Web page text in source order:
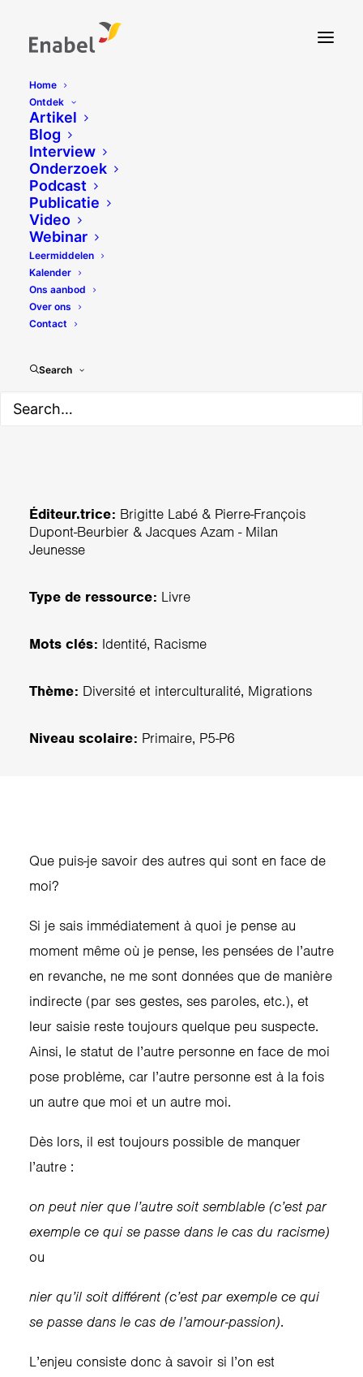
Home
Ontdek
Artikel
Blog
Interview
Onderzoek
Podcast
Publicatie
Video
Webinar
Leermiddelen
Kalender
Ons aanbod
Over ons
Contact
Search
Moi et les autres - Les
goûters philo
Éditeur.trice: Brigitte Labé & Pierre-François
Dupont-Beurbier & Jacques Azam - Milan
Jeunesse
Type de ressource: Livre
Mots clés: Identité, Racisme
Thème: Diversité et interculturalité, Migrations
Niveau scolaire: Primaire, P5-P6
Que puis-je savoir des autres qui sont en face de
moi?
Si je sais immédiatement à quoi je pense au
moment même où je pense, les pensées de l’autre
en revanche, ne me sont données que de manière
indirecte (par ses gestes, ses paroles, etc.), et
leur saisie reste toujours quelque peu suspecte.
Ainsi, le statut de l’autre personne en face de moi
pose problème, car l’autre personne est à la fois
un autre que moi et un autre moi.
Dès lors, il est toujours possible de manquer
l’autre :
on peut nier que l’autre soit semblable (c’est par
exemple ce qui se passe dans le cas du racisme)
ou
nier qu’il soit différent (c’est par exemple ce qui
se passe dans le cas de l’amour-passion).
L’enjeu consiste donc à savoir si l’on est